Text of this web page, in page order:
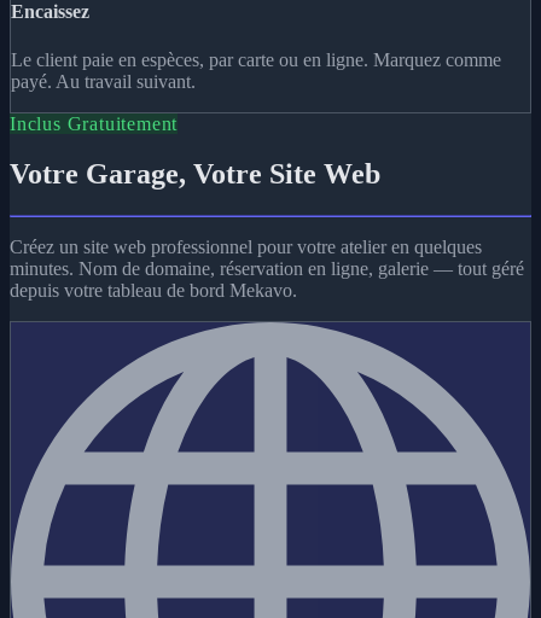
Encaissez
Le client paie en espèces, par carte ou en ligne. Marquez comme
payé. Au travail suivant.
Inclus Gratuitement
Votre Garage, Votre Site Web
Créez un site web professionnel pour votre atelier en quelques
minutes. Nom de domaine, réservation en ligne, galerie — tout géré
depuis votre tableau de bord Mekavo.